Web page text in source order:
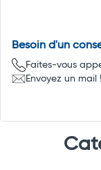
Besoin d'un
Faites-vous
Envoyez un mail !